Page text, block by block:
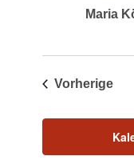
Maria
Vorherige